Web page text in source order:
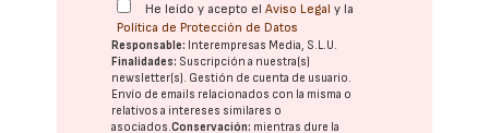
He leído y acepto elAviso Legal y la
Política de Protección de Datos
Responsable: Interempresas Media, S.L.U.
Finalidades: Suscripción a nuestra(s)
newsletter(s). Gestión de cuenta de usuario.
Envío de emails relacionados con la misma o
relativos a intereses similares o
asociados.Conservación: mientras dure la